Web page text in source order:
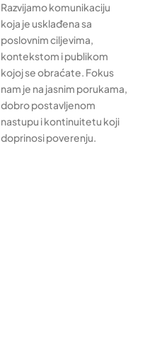
Razvijamo komunikaciju
koja je usklađena sa
poslovnim ciljevima,
kontekstom i publikom
kojoj se obraćate. Fokus
nam je na jasnim porukama,
dobro postavljenom
nastupu i kontinuitetu koji
doprinosi poverenju.